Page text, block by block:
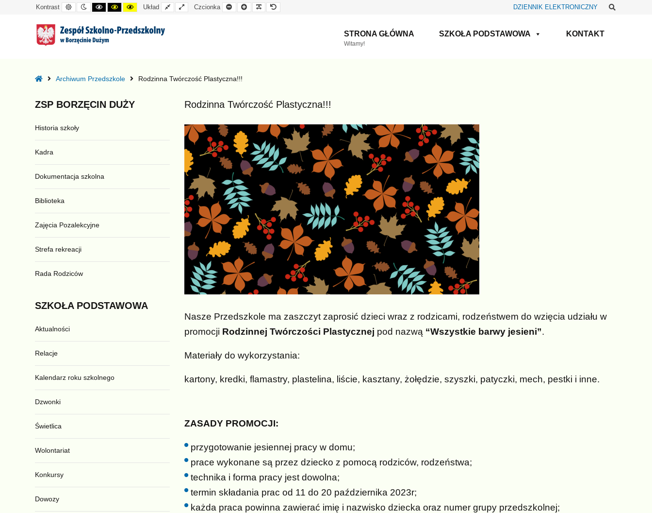
Kontrast
Kontrast
domyślny
Tryb
nocny
Kontrast
czarno-
Kontrast
czarno-
Kontrast
żółto-
Układ
Układ
standardowy
Układ
szeroki
Czcionka
Mniejsza
czcionka
Większa
czcionka
Czytelna
czcionkaczcionka
DZIENNIK ELEKTRONICZNY
STRONA GŁÓWNA
Witamy!
SZKOŁA PODSTAWOWA KONTAKT
HomeArchiwum Przedszkole Rodzinna Twórczość Plastyczna!!!
Rodzinna Twórczość Plastyczna!!!
Nasze Przedszkole ma zaszczyt zaprosić dzieci wraz z rodzicami, rodzeństwem do wzięcia udziału w
promocji Rodzinnej Twórczości Plastycznej pod nazwą “Wszystkie barwy jesieni”.
Materiały do wykorzystania:
kartony, kredki, flamastry, plastelina, liście, kasztany, żołędzie, szyszki, patyczki, mech, pestki i inne.
ZASADY PROMOCJI:
przygotowanie jesiennej pracy w domu;
prace wykonane są przez dziecko z pomocą rodziców, rodzeństwa;
technika i forma pracy jest dowolna;
termin składania prac od 11 do 20 października 2023r;
każda praca powinna zawierać imię i nazwisko dziecka oraz numer grupy przedszkolnej;
ZSP BORZĘCIN DUŻY
Historia szkoły
Kadra
Dokumentacja szkolna
Biblioteka
Zajęcia Pozalekcyjne
Strefa rekreacji
Rada Rodziców
SZKOŁA PODSTAWOWA
Aktualności
Relacje
Kalendarz roku szkolnego
Dzwonki
Świetlica
Wolontariat
Konkursy
Dowozy